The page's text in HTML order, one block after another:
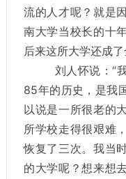
流的人才呢？就是
南大学当校长的十
后来这所大学还成
刘人怀说：“我
85年的历史，是我
以说是一所很老的
所学校走得很艰难
恢复了三次。我当
的大学呢？想来想